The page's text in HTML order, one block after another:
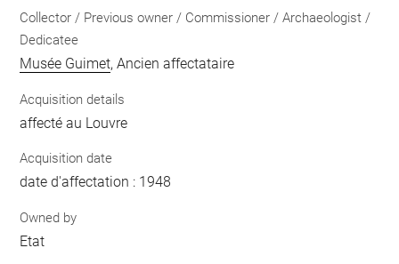
Collector / Previous owner / Commissioner / Archaeologist /
Dedicatee
Musée Guimet, Ancien affectataire
Acquisition details
affecté au Louvre
Acquisition date
date d'affectation : 1948
Owned by
Etat